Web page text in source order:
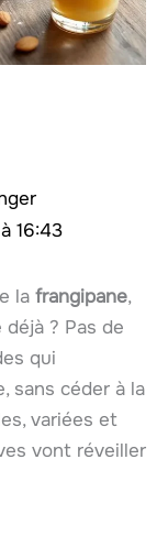
16:43
la frangipane,
? Pas de
qui
sans céder à la
variées et
vont réveiller